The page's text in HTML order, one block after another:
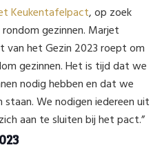
Keukentafelpact, op zoek
gezinnen. Marjet
van het Gezin 2023 roept om
gezinnen. Het is tijd dat we
nodig hebben en dat we
We nodigen iedereen uit
aan te sluiten bij het pact.”